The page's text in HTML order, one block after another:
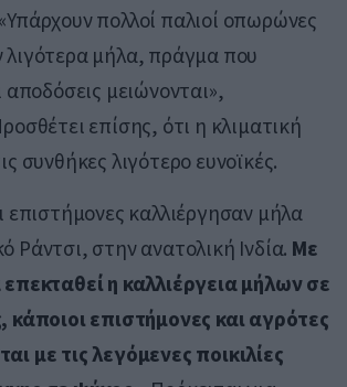
πολλοί παλιοί οπωρώνες
λιγότερα μήλα, πράγμα που
αποδόσεις μειώνονται»,
επίσης, ότι η κλιματική
συνθήκες λιγότερο ευνοϊκές.
επιστήμονες καλλιέργησαν μήλα
Ράντσι, στην ανατολική Ινδία. Με
η καλλιέργεια μήλων σε
κάποιοι επιστήμονες και αγρότες
με τις λεγόμενες ποικιλίες